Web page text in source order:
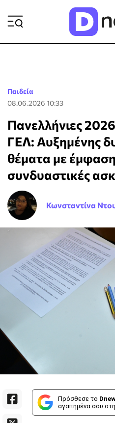
Παιδεία
08.06.2026 10:33
Πανελλήνιες
ΓΕΛ: Αυξημένης
θέματα με
συνδυαστικές
Κωνσταντίνα
Πρόσθεσε το
αγαπημένα σου